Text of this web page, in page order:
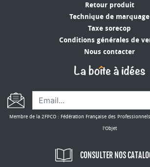
Retour produit
Technique de marquage
Taxe sorecop
Conditions générales de
Nous contacter
Membre de la 2FPCO : Fédération Française des
l'Objet
CONSULTER NOS